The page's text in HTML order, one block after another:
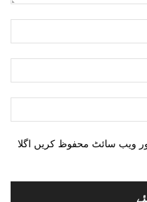
ویب سائٹ محفوظ کریں اگلا